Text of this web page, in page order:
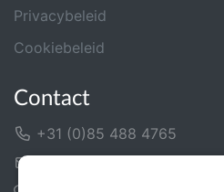
Privacybeleid
Cookiebeleid
Contact
+31 (0)85 488 4765